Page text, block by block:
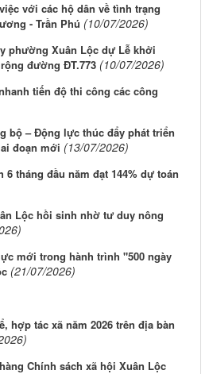
với các hộ dân về tình trạng
- Trần Phú (10/07/2026)
phường Xuân Lộc dự Lễ khởi
đường ĐT.773 (10/07/2026)
tiến độ thi công các công
bộ – Động lực thúc đẩy phát triển
đoạn mới (13/07/2026)
6 tháng đầu năm đạt 144% dự toán
Lộc hồi sinh nhờ tư duy nông
mới trong hành trình "500 ngày
(21/07/2026)
hợp tác xã năm 2026 trên địa bàn
Chính sách xã hội Xuân Lộc